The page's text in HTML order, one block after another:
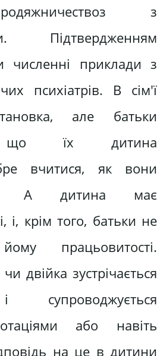
з
Підтвердженням
численні приклади з
психіатрів. В сім'ї
але батьки
що їх дитина
вчитися, як вони
А дитина має
і, крім того, батьки не
працьовитості.
двійка зустрічається
або навіть
на це в дитини